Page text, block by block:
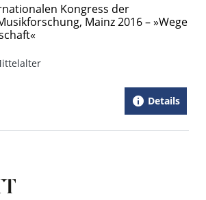
Kongress der
Mainz 2016 – »Wege
Details